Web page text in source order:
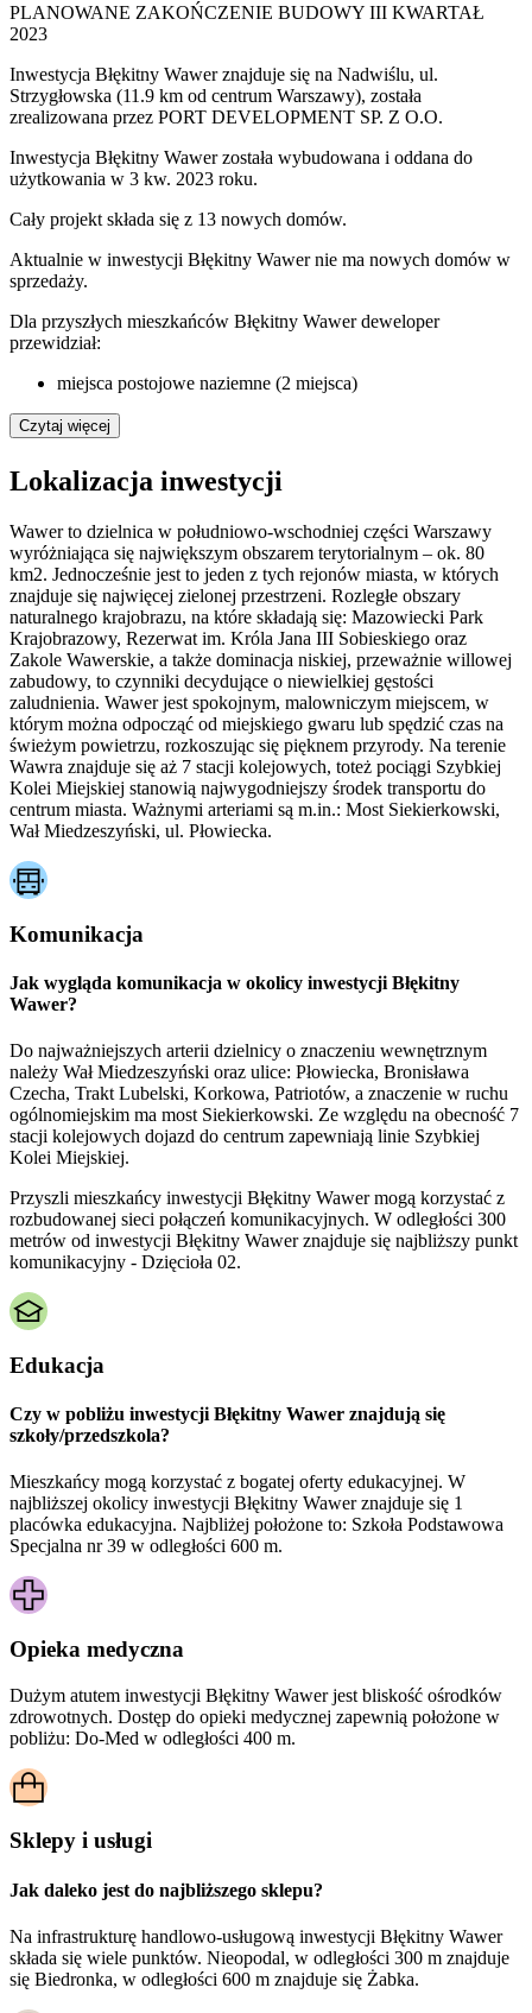
PLANOWANE ZAKOŃCZENIE BUDOWY III KWARTAŁ
2023
Inwestycja Błękitny Wawer znajduje się na Nadwiślu, ul.
Strzygłowska (11.9 km od centrum Warszawy), została
zrealizowana przez PORT DEVELOPMENT SP. Z O.O.
Inwestycja Błękitny Wawer została wybudowana i oddana do
użytkowania w 3 kw. 2023 roku.
Cały projekt składa się z 13 nowych domów.
Aktualnie w inwestycji Błękitny Wawernie ma nowych domów w
sprzedaży.
Dla przyszłych mieszkańców Błękitny Wawer deweloper
przewidział:
miejsca postojowe naziemne (2 miejsca)
Czytaj więcej
Lokalizacja inwestycji
Wawer to dzielnica w południowo-wschodniej części Warszawy
wyróżniająca się największym obszarem terytorialnym – ok. 80
km2. Jednocześnie jest to jeden z tych rejonów miasta, w których
znajduje się najwięcej zielonej przestrzeni. Rozległe obszary
naturalnego krajobrazu, na które składają się: Mazowiecki Park
Krajobrazowy, Rezerwat im. Króla Jana III Sobieskiego oraz
Zakole Wawerskie, a także dominacja niskiej, przeważnie willowej
zabudowy, to czynniki decydujące o niewielkiej gęstości
zaludnienia. Wawer jest spokojnym, malowniczym miejscem, w
którym można odpocząć od miejskiego gwaru lub spędzić czas na
świeżym powietrzu, rozkoszując się pięknem przyrody. Na terenie
Wawra znajduje się aż 7 stacji kolejowych, toteż pociągi Szybkiej
Kolei Miejskiej stanowią najwygodniejszy środek transportu do
centrum miasta. Ważnymi arteriami są m.in.: Most Siekierkowski,
Wał Miedzeszyński, ul. Płowiecka.
Komunikacja
Jak wygląda komunikacja w okolicy inwestycji Błękitny
Wawer?
Do najważniejszych arterii dzielnicy o znaczeniu wewnętrznym
należy Wał Miedzeszyński oraz ulice: Płowiecka, Bronisława
Czecha, Trakt Lubelski, Korkowa, Patriotów, a znaczenie w ruchu
ogólnomiejskim ma most Siekierkowski. Ze względu na obecność 7
stacji kolejowych dojazd do centrum zapewniają linie Szybkiej
Kolei Miejskiej.
Przyszli mieszkańcy inwestycji Błękitny Wawer mogą korzystać z
rozbudowanej sieci połączeń komunikacyjnych. W odległości 300
metrów od inwestycji Błękitny Wawer znajduje się najbliższy punkt
komunikacyjny - Dzięcioła 02.
Edukacja
Czy w pobliżu inwestycji Błękitny Wawer znajdują się
szkoły/przedszkola?
Mieszkańcy mogą korzystać z bogatej oferty edukacyjnej. W
najbliższej okolicy inwestycji Błękitny Wawer znajduje się 1
placówka edukacyjna. Najbliżej położone to: Szkoła Podstawowa
Specjalna nr 39 w odległości 600 m.
Opieka medyczna
Dużym atutem inwestycji Błękitny Wawerjest bliskość ośrodków
zdrowotnych. Dostęp do opieki medycznej zapewnią położone w
pobliżu: Do-Med w odległości 400 m.
Sklepy i usługi
Jak daleko jest do najbliższego sklepu?
Na infrastrukturę handlowo-usługową inwestycji Błękitny Wawer
składa się wiele punktów. Nieopodal, w odległości 300 m znajduje
się Biedronka, w odległości 600 m znajduje się Żabka.